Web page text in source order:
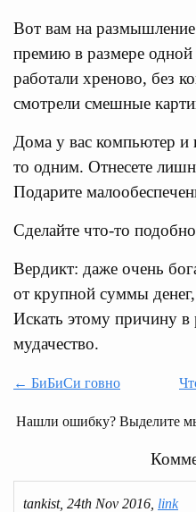
Вот вам на
премию в размере одной
работали хреново, без
смотрели смешные
Дома у вас компьютер и
то одним. Отнесете
Подарите
Сделайте что-то
Вердикт: даже очень
от крупной суммы
Искать этому причину в
мудачество.
← БиБиСи говно
Нашли ошибку? Выделите
tankist, 24th Nov 2016, link